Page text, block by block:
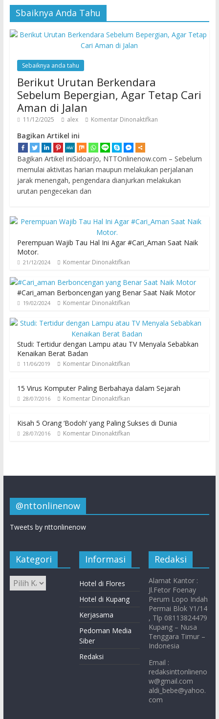
Sbaiknya Anda Tahu
Sebaiknya anda tahu
Berikut Urutan Berkendara
Sebelum Bepergian, Agar Tetap Cari
Aman di Jalan
11/12/2025 alex Komentar Dinonaktifkan
Bagikan Artikel ini
Bagikan Artikel iniSidoarjo, NTTOnlinenow.com – Sebelum
memulai aktivitas harian maupun melakukan perjalanan
jarak menengah, pengendara dianjurkan melakukan
urutan pengecekan dan
Perempuan Wajib Tau Hal Ini Agar #Cari_Aman Saat Naik
Motor.
21/12/2024 Komentar Dinonaktifkan
#Cari_aman Berboncengan yang Benar Saat Naik Motor
19/02/2024 Komentar Dinonaktifkan
Studi: Tertidur dengan Lampu atau TV Menyala Sebabkan
Kenaikan Berat Badan
11/06/2019 Komentar Dinonaktifkan
15 Virus Komputer Paling Berbahaya dalam Sejarah
28/07/2016 Komentar Dinonaktifkan
Kisah 5 Orang ‘Bodoh’ yang Paling Sukses di Dunia
28/07/2016 Komentar Dinonaktifkan
@nttonlinenow
Tweets by nttonlinenow
Kategori Informasi
Hotel di Flores
Hotel di Kupang
Kerjasama
Pedoman Media
Siber
Redaksi
Redaksi
Alamat Kantor :
Jl.Fetor Foenay
Perum Lopo Indah
Permai Blok Y1/14
, Tlp 08113824479
Kupang – Nusa
Tenggara Timur –
Indonesia
Email :
redaksinttonlineno
w@gmail.com
aldi_bebe@yahoo.
com